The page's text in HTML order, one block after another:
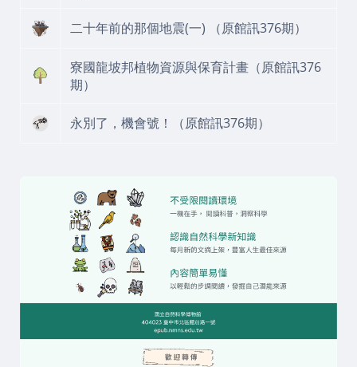
二十年前的那個地震(一) （原館訊376期）
寮國龍坡邦植物資源與保育計畫（原館訊376
期）
永別了，機會號！（原館訊376期）